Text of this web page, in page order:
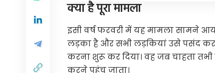
क्या है पूरा मामला
इसी वर्ष फरवरी में यह मामला सामने
लड़का है और सभी लड़कियां उसे पसंद
करना शुरू कर दिया। वह जब चाहता
करने पहुंच जाता।